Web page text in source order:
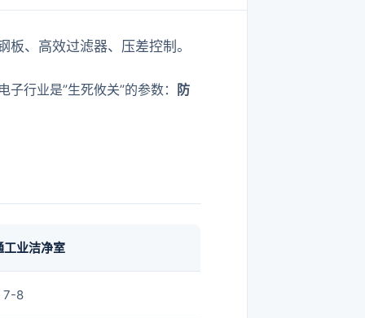
、高效过滤器、压差控制。
行业是”生死攸关”的参数： 防
工业洁净室
7-8